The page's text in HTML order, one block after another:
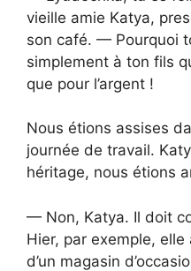
vieille amie Katya,
son café. — Pourquoi
simplement à ton fils
que pour l’argent !
Nous étions assises
journée de travail.
héritage, nous étions
— Non, Katya. Il doit
Hier, par exemple,
d’un magasin